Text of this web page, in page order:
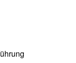
von Stiftskirche